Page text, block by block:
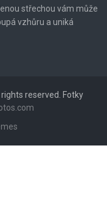
střechou vám může
vzhůru a uniká
rights reserved. Fotky